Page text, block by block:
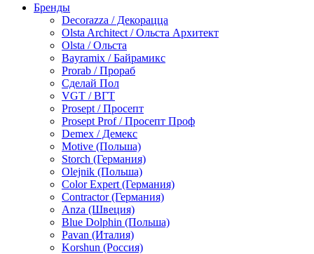
по металлу
антикорозийные
под декоративные штукатурки
для гипсокартона
под штукатурку
Герметик
акриловые
силиконовые универсальные, нейтральные
силиконовые санитарные (антигрибковые)
шовные для срубов
для кровли
для каминов
полиуретановые
Декоративные штукатурки и краски
краски для декора, патина
мокрый шелк
венецианские (эффект мрамора)
песок (эффект песчаных вихрей)
декоративная шпаклевка
Бренды
Decorazza / Декорацца
Olsta Architect / Ольста Архитект
Olsta / Ольста
Bayramix / Байрамикс
Prorab / Прораб
Сделай Пол
VGT / ВГТ
Prosept / Просепт
Prosept Prof / Просепт Проф
Demex / Демекс
Motive (Польша)
Storch (Германия)
Olejnik (Польша)
Color Expert (Германия)
Contractor (Германия)
Anza (Швеция)
Blue Dolphin (Польша)
Pavan (Италия)
Korshun (Россия)